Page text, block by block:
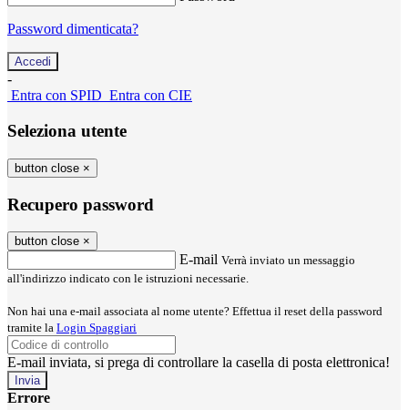
Password dimenticata?
-
Entra con SPID Entra con CIE
Seleziona utente
button close ×
Recupero password
button close ×
E-mail Verrà inviato un messaggio
all'indirizzo indicato con le istruzioni necessarie.
Non hai una e-mail associata al nome utente? Effettua il reset della password
tramite la Login Spaggiari
E-mail inviata, si prega di controllare la casella di posta elettronica!
Errore